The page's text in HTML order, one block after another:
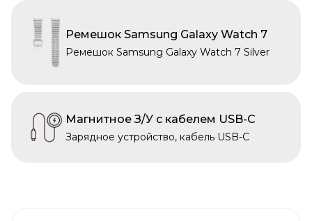
Ремешок Samsung Galaxy Watch 7
Ремешок Samsung Galaxy Watch 7 Silver
Магнитное З/У с кабелем USB-C
Зарядное устройство, кабель USB-C